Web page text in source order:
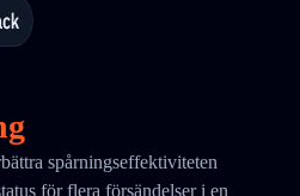
spårningseffektiviteten
för flera försändelser i en